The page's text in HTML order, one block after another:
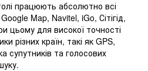
працюють абсолютно всі
Map, Navitel, iGo, Сітігід,
цьому для високої точності
різних країн, такі як GPS,
супутників та голосових